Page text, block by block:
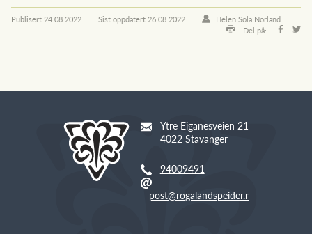
Publisert24.08.2022 Sist oppdatert26.08.2022
Helen Sola Norland
Del på:
Ytre Eiganesveien 21
4022 Stavanger
94009491
post@rogalandspeider.no